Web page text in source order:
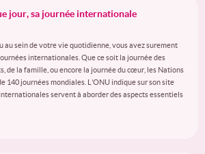
jour, sa journée internationale
au sein de votre vie quotidienne, vous avez surement
internationales. Que ce soit la journée des
de la famille, ou encore la journée du cœur, les Nations
140 journées mondiales. L’ONU indique sur son site
servent à aborder des aspects essentiels